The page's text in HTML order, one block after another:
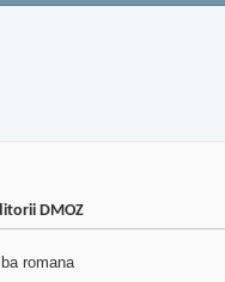
DMOZ
romana